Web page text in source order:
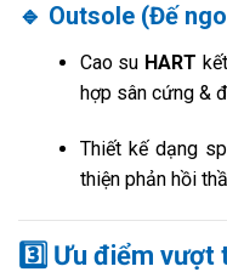
🔹 Outsole (Đế
Cao su HART
hợp sân cứng &
Thiết kế dạng
thiện phản hồi
3️⃣ Ưu điểm vượt